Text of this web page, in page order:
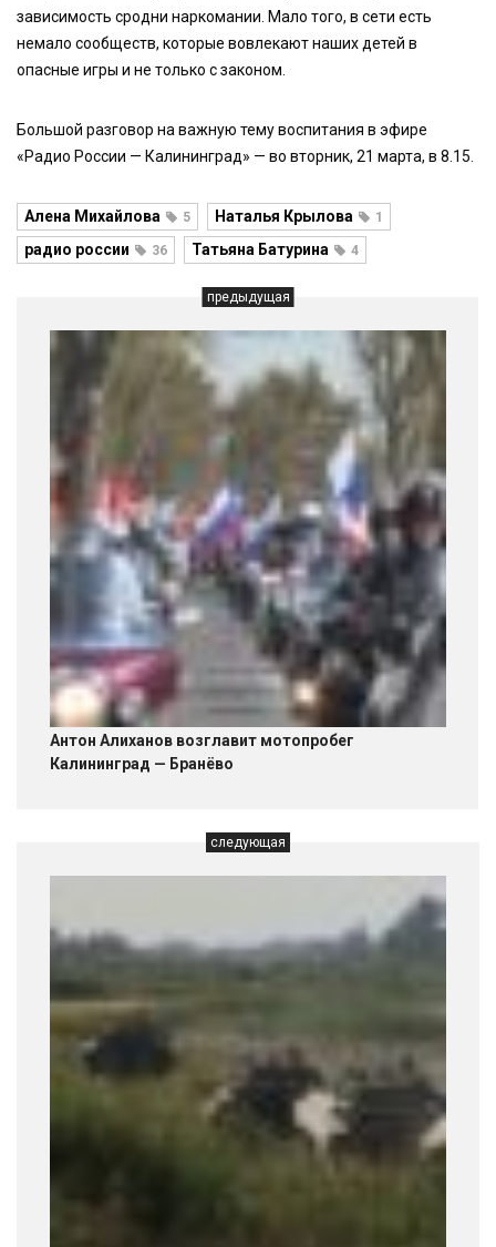
зависимость сродни наркомании. Мало того, в сети есть
немало сообществ, которые вовлекают наших детей в
опасные игры и не только с законом.
Большой разговор на важную тему воспитания в эфире
«Радио России — Калининград» — во вторник, 21 марта, в 8.15.
Алена Михайлова 5 Наталья Крылова 1
радио россии 36 Татьяна Батурина 4
предыдущая
Антон Алиханов возглавит мотопробег
Калининград — Бранёво
следующая